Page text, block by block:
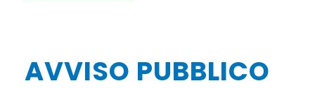
AVVISO PUBBLICO